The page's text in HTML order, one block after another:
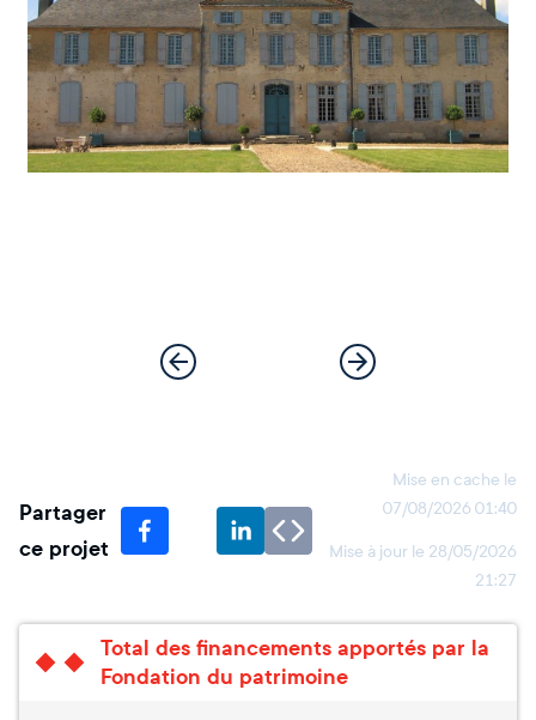
Partager
ce projet
Mise en cache le
07/08/2026 01:40
Mise à jour le 28/05/2026
21:27
Total des financements apportés par la
Fondation du patrimoine